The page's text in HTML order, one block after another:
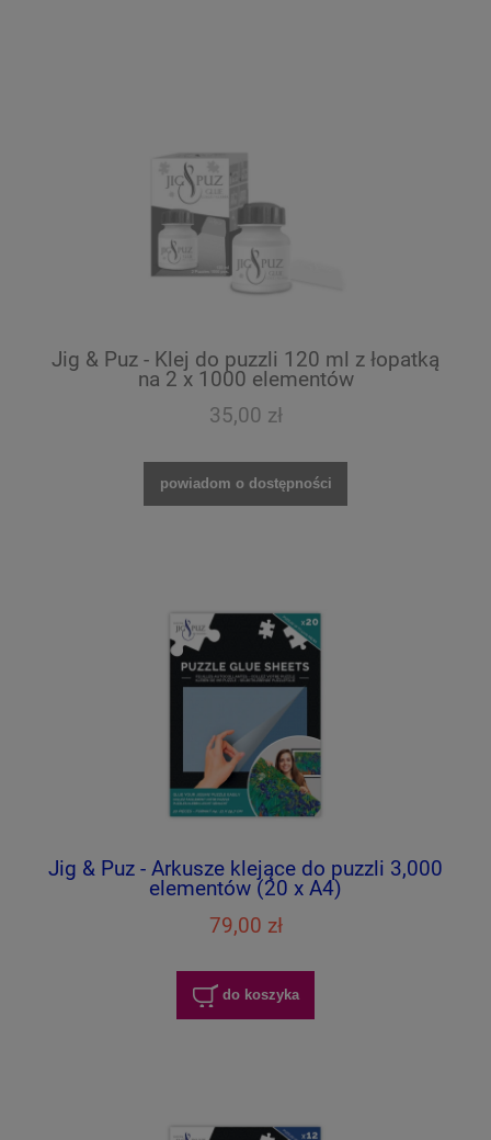
Jig & Puz - Klej do puzzli 120 ml z łopatką
na 2 x 1000 elementów
35,00 zł
powiadom o dostępności
Jig & Puz - Arkusze klejące do puzzli 3,000
elementów (20 x A4)
79,00 zł
do koszyka